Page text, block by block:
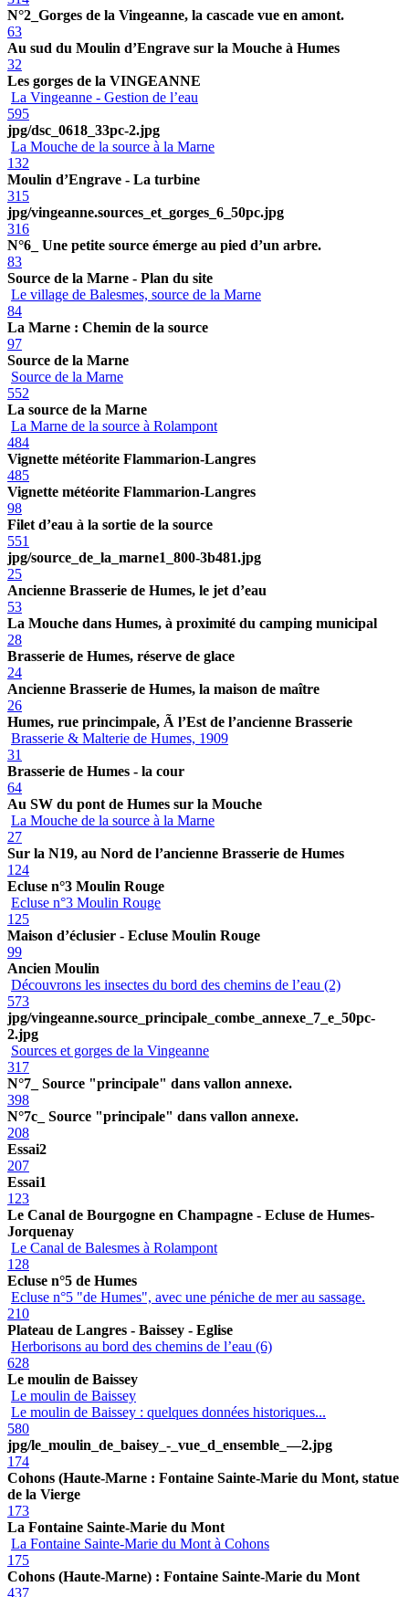
N°2_Gorges de la Vingeanne, la cascade vue en amont.
63
Au sud du Moulin d’Engrave sur la Mouche à Humes
32
Les gorges de la VINGEANNE
La Vingeanne - Gestion de l’eau
595
jpg/dsc_0618_33pc-2.jpg
La Mouche de la source à la Marne
132
Moulin d’Engrave - La turbine
315
jpg/vingeanne.sources_et_gorges_6_50pc.jpg
316
N°6_ Une petite source émerge au pied d’un arbre.
83
Source de la Marne - Plan du site
Le village de Balesmes, source de la Marne
84
La Marne : Chemin de la source
97
Source de la Marne
Source de la Marne
552
La source de la Marne
La Marne de la source à Rolampont
484
Vignette météorite Flammarion-Langres
485
Vignette météorite Flammarion-Langres
98
Filet d’eau à la sortie de la source
551
jpg/source_de_la_marne1_800-3b481.jpg
25
Ancienne Brasserie de Humes, le jet d’eau
53
La Mouche dans Humes, à proximité du camping municipal
28
Brasserie de Humes, réserve de glace
24
Ancienne Brasserie de Humes, la maison de maître
26
Humes, rue princimpale, Ã l’Est de l’ancienne Brasserie
Brasserie & Malterie de Humes, 1909
31
Brasserie de Humes - la cour
64
Au SW du pont de Humes sur la Mouche
La Mouche de la source à la Marne
27
Sur la N19, au Nord de l’ancienne Brasserie de Humes
124
Ecluse n°3 Moulin Rouge
Ecluse n°3 Moulin Rouge
125
Maison d’éclusier - Ecluse Moulin Rouge
99
Ancien Moulin
Découvrons les insectes du bord des chemins de l’eau (2)
573
jpg/vingeanne.source_principale_combe_annexe_7_e_50pc-
2.jpg
Sources et gorges de la Vingeanne
317
N°7_ Source "principale" dans vallon annexe.
398
N°7c_ Source "principale" dans vallon annexe.
208
Essai2
207
Essai1
123
Le Canal de Bourgogne en Champagne - Ecluse de Humes-
Jorquenay
Le Canal de Balesmes à Rolampont
128
Ecluse n°5 de Humes
Ecluse n°5 "de Humes", avec une péniche de mer au sassage.
210
Plateau de Langres - Baissey - Eglise
Herborisons au bord des chemins de l’eau (6)
628
Le moulin de Baissey
Le moulin de Baissey
Le moulin de Baissey : quelques données historiques...
580
jpg/le_moulin_de_baisey_-_vue_d_ensemble_—2.jpg
174
Cohons (Haute-Marne : Fontaine Sainte-Marie du Mont, statue
de la Vierge
173
La Fontaine Sainte-Marie du Mont
La Fontaine Sainte-Marie du Mont à Cohons
175
Cohons (Haute-Marne) : Fontaine Sainte-Marie du Mont
437